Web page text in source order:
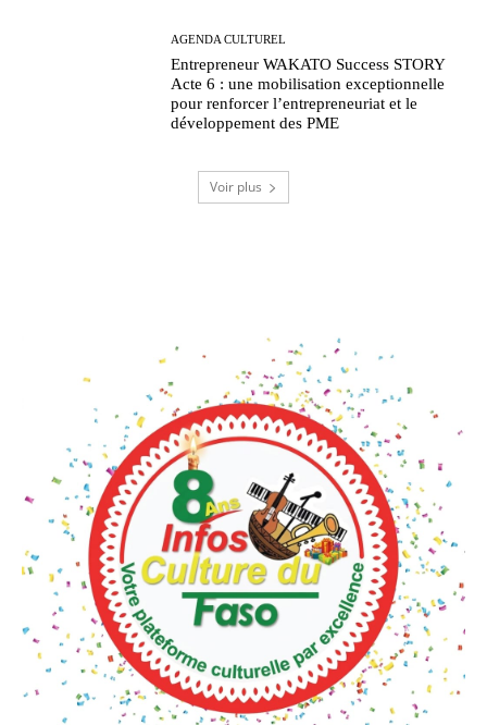
AGENDA CULTUREL
Entrepreneur WAKATO Success STORY
Acte 6 : une mobilisation exceptionnelle
pour renforcer l’entrepreneuriat et le
développement des PME
Voir plus